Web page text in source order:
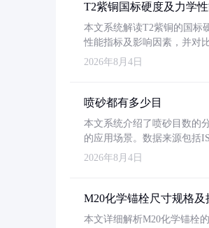
T2紫铜国标硬度及力学
本文系统解读T2紫铜的国标
性能指标及影响因素，并对
2026年8月4日
喷砂都有多少目
本文系统介绍了喷砂目数的
的应用场景。数据来源包括
2026年8月4日
M20化学锚栓尺寸规格
本文详细解析M20化学锚栓